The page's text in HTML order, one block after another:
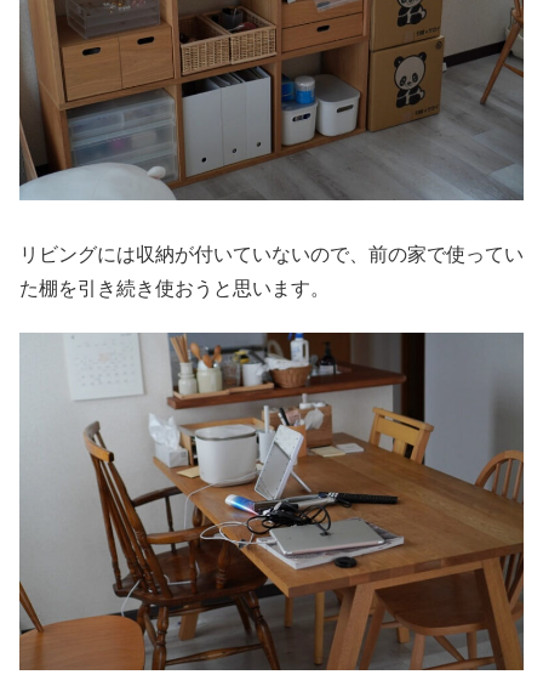
リビングには収納が付いていないので、前の家で使ってい
た棚を引き続き使おうと思います。